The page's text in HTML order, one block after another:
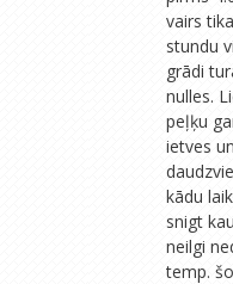
vairs
stundu
grādi
nulles.
peļķu
ietves
kādu
snigt
neilgi
temp.